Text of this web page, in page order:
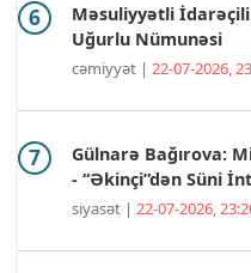
Məsuliyyətli
Uğurlu Nümunəsi
cəmiyyət | 22-07-2026,
Gülnarə Bağırova:
- “Əkinçi”dən Süni
siyasət | 22-07-2026,